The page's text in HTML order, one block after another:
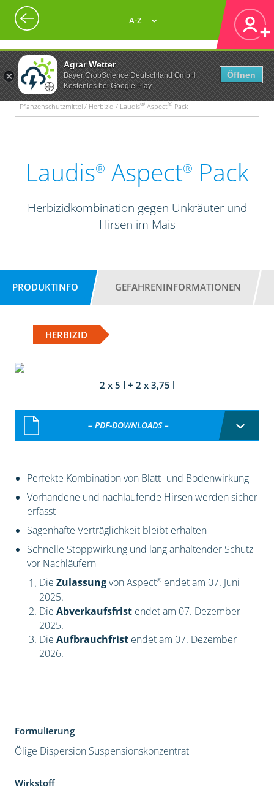
Agrar Wetter
Bayer CropScience Deutschland GmbH
Kostenlos bei Google Play
Öffnen
A-Z
Pflanzenschutzmittel / Herbizid / Laudis® Aspect® Pack
Laudis® Aspect® Pack
Herbizidkombination gegen Unkräuter und
Hirsen im Mais
PRODUKTINFO GEFAHRENINFORMATIONEN
HERBIZID
2 x 5 l + 2 x 3,75 l
– PDF-DOWNLOADS –
Perfekte Kombination von Blatt- und Bodenwirkung
Vorhandene und nachlaufende Hirsen werden sicher
erfasst
Sagenhafte Verträglichkeit bleibt erhalten
Schnelle Stoppwirkung und lang anhaltender Schutz
vor Nachläufern
Die Zulassungvon Aspect®endet am 07. Juni
2025.
Die Abverkaufsfrist endet am 07. Dezember
2025.
Die Aufbrauchfrist endet am 07. Dezember
2026.
Formulierung
Ölige Dispersion Suspensionskonzentrat
Wirkstoff